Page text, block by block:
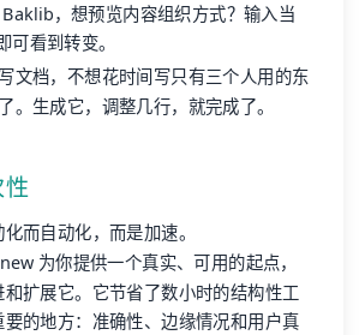
，想预览内容组织方式？输入当
可看到转变。
文档，不想花时间写只有三个人用的东
。生成它，调整几行，就完成了。
而自动化，而是加速。
为你提供一个真实、可用的起点，
扩展它。它节省了数小时的结构性工
的地方：准确性、边缘情况和用户真